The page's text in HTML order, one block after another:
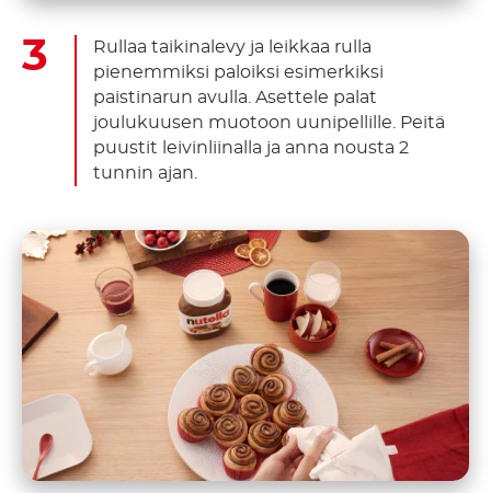
Rullaa taikinalevy ja leikkaa rulla
pienemmiksi paloiksi esimerkiksi
paistinarun avulla. Asettele palat
joulukuusen muotoon uunipellille. Peitä
puustit leivinliinalla ja anna nousta 2
tunnin ajan.